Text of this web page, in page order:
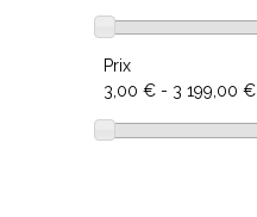
Bleu(5)
Silver/Rose (1)
Blanc(1)
Prix
3,00 € - 3 199,00 €